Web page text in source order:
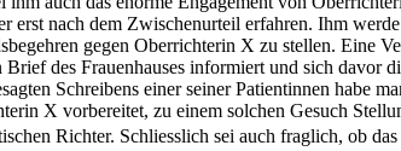
nach dem Zwischenurteil erfahren. Ihm
gegen Oberrichterin X zu stellen. Eine
des Frauenhauses informiert und sich davor
Schreibens einer seiner Patientinnen habe
X vorbereitet, zu einem solchen Gesuch
Richter. Schliesslich sei auch fraglich, ob